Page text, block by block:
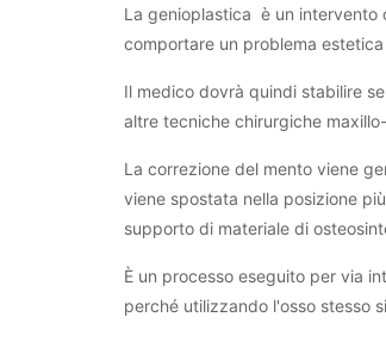
La genioplastica è un intervento
comportare un problema
Il medico dovrà quindi stabilire
altre tecniche chirurgiche
La correzione del mento viene
viene spostata nella posizione
supporto di materiale di
È un processo eseguito per via
perché utilizzando l'osso stesso